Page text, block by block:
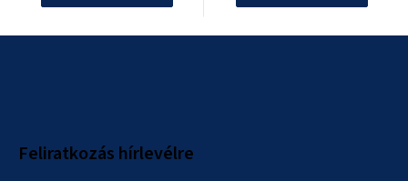
Feliratkozás hírlevélre